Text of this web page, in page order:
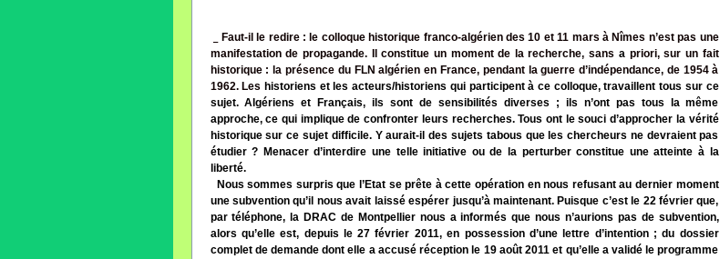
Faut-il le redire : le colloque historique franco-algérien des 10 et 11 mars à Nîmes n’est pas une
manifestation de propagande. Il constitue un moment de la recherche, sans apriori, sur un fait
historique : la présence du FLN algérien en France, pendant la guerre d’indépendance, de 1954 à
1962. Les historiens et les acteurs/historiens qui participent à ce colloque, travaillent tous sur ce
sujet. Algériens et Français, ils sont de sensibilités diverses ; ils n’ont pas tous la même
approche, ce qui implique de confronter leurs recherches. Tous ont le souci d’approcher la vérité
historique sur ce sujet difficile. Y aurait-il des sujets tabous que les chercheurs ne devraient pas
étudier ? Menacer d’interdire une telle initiative ou de la perturber constitue une atteinte à la
liberté.
Nous sommes surpris que l’Etat se prête à cette opération en nous refusant au dernier moment
une subvention qu’il nous avait laissé espérer jusqu’à maintenant. Puisque c’est le 22 février que,
par téléphone, la DRAC de Montpellier nous a informés que nous n’aurions pas de subvention,
alors qu’elle est, depuis le 27 février 2011, en possession d’une lettre d’intention ; du dossier
complet de demande dont elle a accusé réception le 19 août 2011 et qu’elle a validé le programme